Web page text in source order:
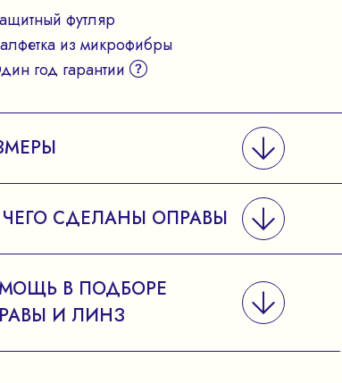
футляр
из микрофибры
год гарантии
СДЕЛАНЫ ОПРАВЫ
В ПОДБОРЕ
И ЛИНЗ